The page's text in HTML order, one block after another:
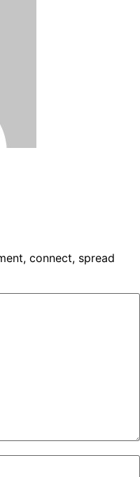
connect, spread